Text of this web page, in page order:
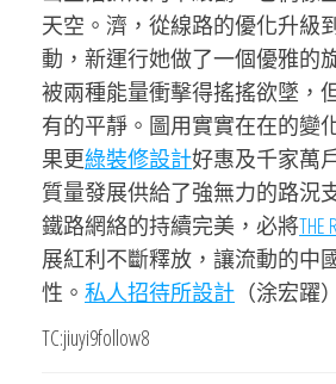
天空。濟，從線路的優化升級
動，新運行她做了一個優雅的
被兩種能量衝擊得搖搖欲墜，
有的平靜。圖用實實在在的變
果更綠裝修設計好惠及千家萬
質量發展供給了強無力的路況
鐵路網絡的持續完美，必將
展紅利不斷釋放，讓流動的中
性。 私人招待所設計 （涂宏躍）
TC:jiuyi9follow8